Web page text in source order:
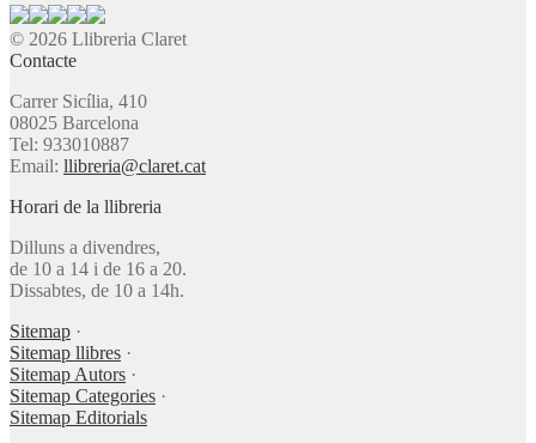
© 2026 Llibreria Claret
Contacte
Carrer Sicília, 410
08025 Barcelona
Tel: 933010887
Email: llibreria@claret.cat
Horari de la llibreria
Dilluns a divendres,
de 10 a 14 i de 16 a 20.
Dissabtes, de 10 a 14h.
Sitemap ·
Sitemap llibres ·
Sitemap Autors ·
Sitemap Categories ·
Sitemap Editorials